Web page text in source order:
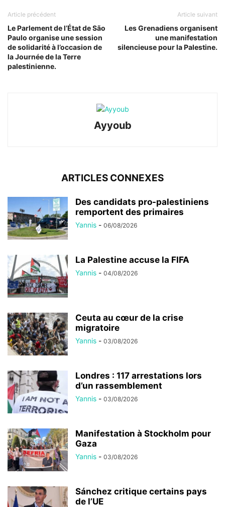
Article précédent
Le Parlement de l’État de São
Paulo organise une session
de solidarité à l’occasion de
la Journée de la Terre
palestinienne.
Article suivant
Les Grenadiens organisent
une manifestation
silencieuse pour la Palestine.
Ayyoub
ARTICLES CONNEXES
Des candidats pro-palestiniens
remportent des primaires
Yannis - 06/08/2026
La Palestine accuse la FIFA
Yannis - 04/08/2026
Ceuta au cœur de la crise
migratoire
Yannis - 03/08/2026
Londres : 117 arrestations lors
d’un rassemblement
Yannis - 03/08/2026
Manifestation à Stockholm pour
Gaza
Yannis - 03/08/2026
Sánchez critique certains pays
de l’UE